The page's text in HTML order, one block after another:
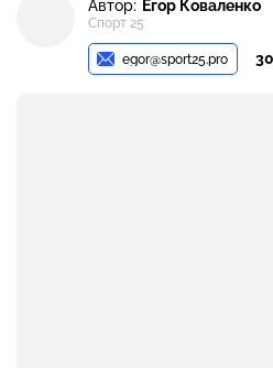
Автор: Егор Коваленко
Спорт 25
egor@sport25.pro